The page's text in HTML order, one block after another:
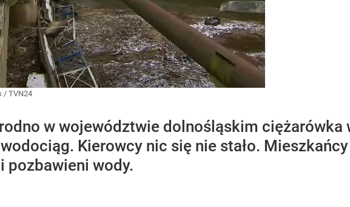
/ TVN24
w województwie dolnośląskim ciężarówka
Kierowcy nic się nie stało.
pozbawieni wody.